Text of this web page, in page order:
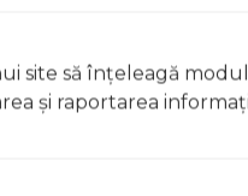
site să înţeleagă
şi raportarea